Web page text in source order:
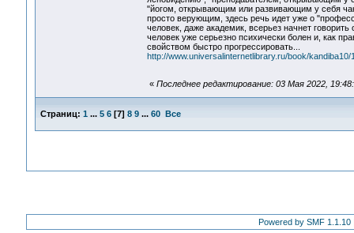
"йогом, открывающим или развивающим у себя
просто верующим, здесь речь идет уже о
человек, даже академик, всерьез начнет
человек уже серьезно психически болен и, как
свойством быстро прогрессировать...
http://www.universalinternetlibrary.ru/book/kandiba10/
« Последнее редактирование: 03 Мая 2022,
Страниц: 1 ... 5 6[7] 8 9 ... 60 Все
Powered by SMF 1.1.10